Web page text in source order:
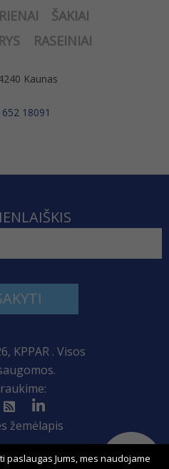
ŠAKIAI
RASEINIAI
Kaunas
18091
KPPAR . Visos
žemėlapis
paslaugas Jums, mes naudojame